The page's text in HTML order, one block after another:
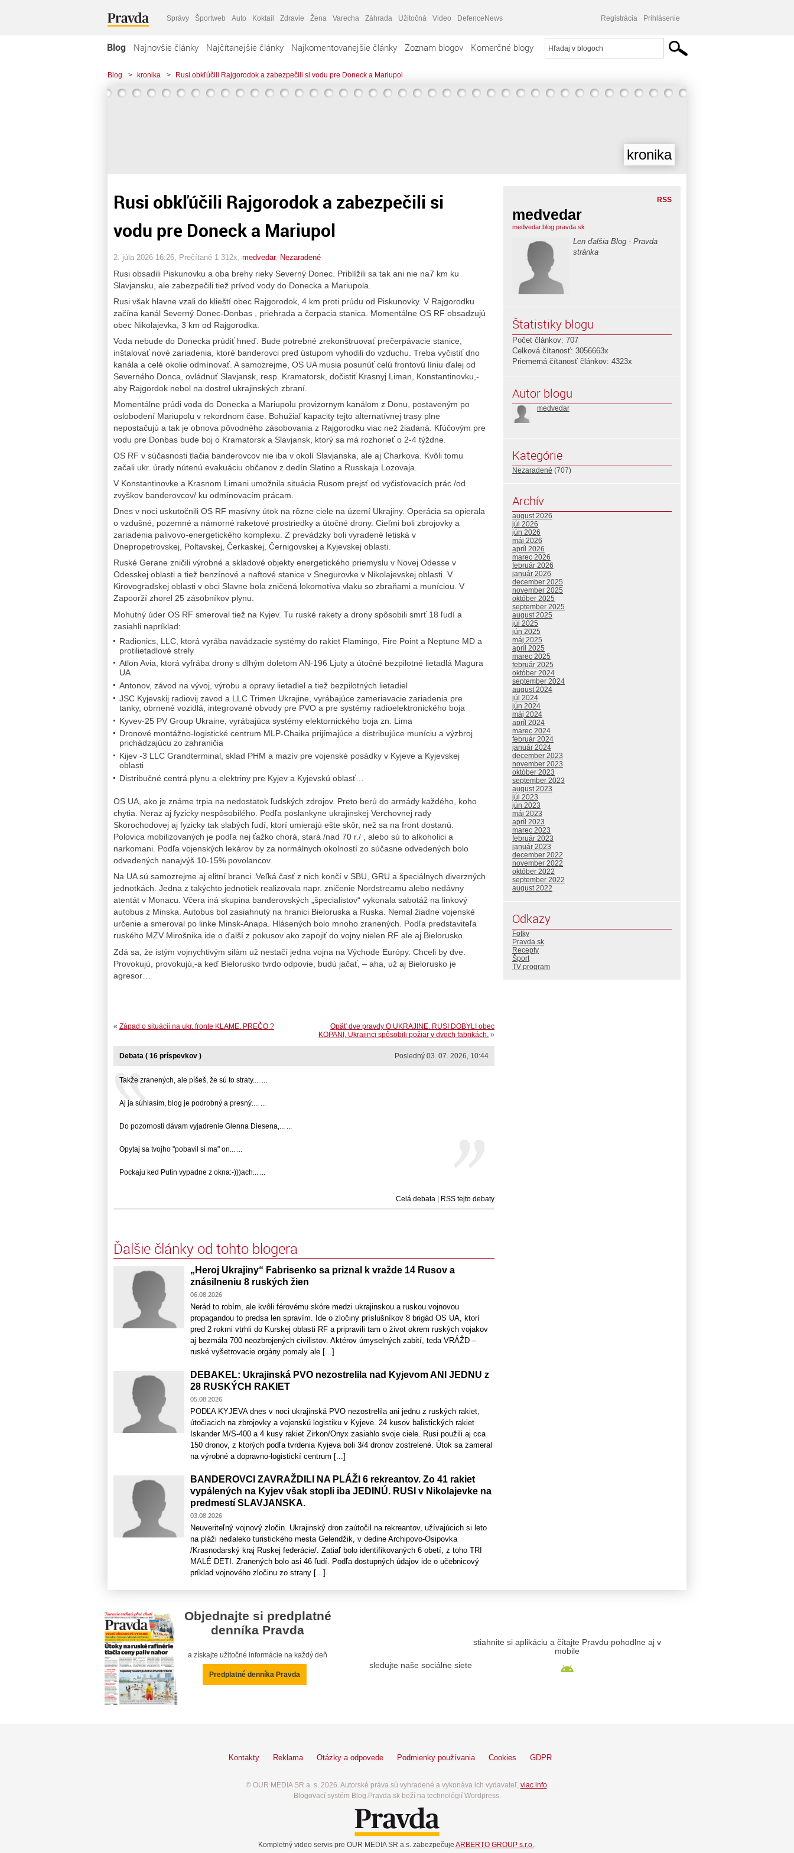
Správy Športweb Auto Koktail Zdravie Žena Varecha Záhrada Užitočná Video DefenceNews Registrácia Prihlásenie
Blog Najnovšie články Najčítanejšie články Najkomentovanejšie články Zoznam blogov Komerčné blogy
Blog > kronika > Rusi obkľúčili Rajgorodok a zabezpečili si vodu pre Doneck a Mariupol
kronika
Rusi obkľúčili Rajgorodok a zabezpečili si
vodu pre Doneck a Mariupol
2. júla 2026 16:26 , Prečítané 1 312x, medvedar, Nezaradené
Rusi obsadili Piskunovku a oba brehy rieky Severný Donec. Priblížili sa tak ani nie na7 km ku
Slavjansku, ale zabezpečili tiež prívod vody do Donecka a Mariupola.
Rusi však hlavne vzali do klieští obec Rajgorodok, 4 km proti prúdu od Piskunovky. V Rajgorodku
začína kanál Severný Donec-Donbas , priehrada a čerpacia stanica. Momentálne OS RF obsadzujú
obec Nikolajevka, 3 km od Rajgorodka.
Voda nebude do Donecka prúdiť hneď. Bude potrebné zrekonštruovať prečerpávacie stanice,
inštalovať nové zariadenia, ktoré banderovci pred ústupom vyhodili do vzduchu. Treba vyčistiť dno
kanála a celé okolie odmínovať. A samozrejme, OS UA musia posunúť celú frontovú líniu ďalej od
Severného Donca, ovládnuť Slavjansk, resp. Kramatorsk, dočistiť Krasnyj Liman, Konstantinovku,-
aby Rajgordok nebol na dostrel ukrajinských zbraní.
Momentálne prúdi voda do Donecka a Mariupolu provizornym kanálom z Donu, postaveným po
oslobodení Mariupolu v rekordnom čase. Bohužiaľ kapacity tejto alternatívnej trasy plne
nepostačujú a tak je obnova pôvodného zásobovania z Rajgorodku viac než žiadaná. Kľúčovým pre
vodu pre Donbas bude boj o Kramatorsk a Slavjansk, ktorý sa má rozhorieť o 2-4 týždne.
OS RF v súčasnosti tlačia banderovcov nie iba v okolí Slavjanska, ale aj Charkova. Kvôli tomu
začali ukr. úrady nútenú evakuáciu občanov z dedín Slatino a Russkaja Lozovaja.
V Konstantinovke a Krasnom Limani umožnila situácia Rusom prejsť od vyčisťovacích prác /od
zvyškov banderovcov/ ku odmínovacím prácam.
Dnes v noci uskutočnili OS RF masívny útok na rôzne ciele na území Ukrajiny. Operácia sa opierala
o vzdušné, pozemné a námorné raketové prostriedky a útočné drony. Cieľmi boli zbrojovky a
zariadenia palivovo-energetického komplexu. Z prevádzky boli vyradené letiská v
Dnepropetrovskej, Poltavskej, Čerkaskej, Černigovskej a Kyjevskej oblasti.
Ruské Gerane zničili výrobné a skladové objekty energetického priemyslu v Novej Odesse v
Odesskej oblasti a tiež benzínové a naftové stanice v Snegurovke v Nikolajevskej oblasti. V
Kirovogradskej oblasti v obci Slavne bola zničená lokomotíva vlaku so zbraňami a muníciou. V
Zapoorží zhorel 25 zásobníkov plynu.
Mohutný úder OS RF smeroval tiež na Kyjev. Tu ruské rakety a drony spôsobili smrť 18 ľudí a
zasiahli napríklad:
Radionics, LLC, ktorá vyrába navádzacie systémy do rakiet Flamingo, Fire Point a Neptune MD a
protilietadlové strely
Atlon Avia, ktorá vyfrába drony s dlhým doletom AN-196 Ljuty a útočné bezpilotné lietadlá Magura
UA
Antonov, závod na vývoj, výrobu a opravy lietadiel a tiež bezpilotných lietadiel
JSC Kyjevskij radiovij zavod a LLC Trimen Ukrajine, vyrábajúce zameriavacie zariadenia pre
tanky, obrnené vozidlá, integrované obvody pre PVO a pre systémy radioelektronického boja
Kyvev-25 PV Group Ukraine, vyrábajúca systémy elektornického boja zn. Lima
Dronové montážno-logistické centrum MLP-Chaika prijímajúce a distribujúce muníciu a výzbroj
prichádzajúcu zo zahraničia
Kijev -3 LLC Grandterminal, sklad PHM a mazív pre vojenské posádky v Kyjeve a Kyjevskej
oblasti
Distribučné centrá plynu a elektriny pre Kyjev a Kyjevskú oblasť…
OS UA, ako je známe trpia na nedostatok ľudských zdrojov. Preto berú do armády každého, koho
chytia. Neraz aj fyzicky nespôsobilého. Podľa poslankyne ukrajinskej Verchovnej rady
Skorochodovej aj fyzicky tak slabých ľudí, ktorí umierajú ešte skôr, než sa na front dostanú.
Polovica mobilizovaných je podľa nej ťažko chorá, stará /nad 70 r./ , alebo sú to alkoholici a
narkomani. Podľa vojenských lekárov by za normálnych okolností zo súčasne odvedených bolo
odvedených nanajvýš 10-15% povolancov.
Na UA sú samozrejme aj elitní branci. Veľká časť z nich končí v SBU, GRU a špeciálnych diverzných
jednotkách. Jedna z takýchto jednotiek realizovala napr. zničenie Nordstreamu alebo nedávny
atentát v Monacu. Včera iná skupina banderovských „špecialistov“ vykonala sabotáž na linkový
autobus z Minska. Autobus bol zasiahnutý na hranici Bieloruska a Ruska. Nemal žiadne vojenské
určenie a smeroval po linke Minsk-Anapa. Hlásených bolo mnoho zranených. Podľa predstaviteľa
ruského MZV Mirošnika ide o ďalší z pokusov ako zapojiť do vojny nielen RF ale aj Bielorusko.
Zdá sa, že istým vojnychtivým silám už nestačí jedna vojna na Východe Európy. Chceli by dve.
Provokujú, provokujú,-a keď Bielorusko tvrdo odpovie, budú jačať, – aha, už aj Bielorusko je
agresor…
Opäť dve pravdy O UKRAJINE. RUSI DOBYLI obec
KOPANI, Ukrajinci spôsobili požiar v dvoch fabrikách. »
« Západ o situácii na ukr. fronte KLAME. PREČO ?
Posledný 03. 07. 2026, 10:44
Debata ( 16 príspevkov )
Takže zranených, ale píšeš, že sú to straty.... ...
Aj ja súhlasím, blog je podrobný a presný.... ...
Do pozornosti dávam vyjadrenie Glenna Diesena,... ...
Opytaj sa tvojho "pobavil si ma" on... ...
Pockaju ked Putin vypadne z okna:-)))ach... ...
Celá debata | RSS tejto debaty
Ďalšie články od tohto blogera
„Heroj Ukrajiny“ Fabrisenko sa priznal k vražde 14 Rusov a
znásilneniu 8 ruských žien
06.08.2026
Nerád to robím, ale kvôli férovému skóre medzi ukrajinskou a ruskou vojnovou
propagandou to predsa len spravím. Ide o zločiny príslušníkov 8 brigád OS UA, ktorí
pred 2 rokmi vtrhli do Kurskej oblasti RF a pripravili tam o život okrem ruských vojakov
aj bezmála 700 neozbrojených civilistov. Aktérov úmyselných zabití, teda VRÁŽD –
ruské vyšetrovacie orgány pomaly ale [...]
DEBAKEL: Ukrajinská PVO nezostrelila nad Kyjevom ANI JEDNU z
28 RUSKÝCH RAKIET
05.08.2026
PODĽA KYJEVA dnes v noci ukrajinská PVO nezostrelila ani jednu z ruských rakiet,
útočiacich na zbrojovky a vojenskú logistiku v Kyjeve. 24 kusov balistických rakiet
Iskander M/S-400 a 4 kusy rakiet Zirkon/Onyx zasiahlo svoje ciele. Rusi použili aj cca
150 dronov, z ktorých podľa tvrdenia Kyjeva boli 3/4 dronov zostrelené. Útok sa zameral
na výrobné a dopravno-logistickí centrum [...]
BANDEROVCI ZAVRAŽDILI NA PLÁŽI 6 rekreantov. Zo 41 rakiet
vypálených na Kyjev však stopli iba JEDINÚ. RUSI v Nikolajevke na
predmestí SLAVJANSKA.
03.08.2026
Neuveriteľný vojnový zločin. Ukrajinský dron zaútočil na rekreantov, užívajúcich si leto
na pláži neďaleko turistického mesta Gelendžik, v dedine Archipovo-Osipovka
/Krasnodarský kraj Ruskej federácie/. Zatiaľ bolo identifikovaných 6 obetí, z toho TRI
MALÉ DETI. Zranených bolo asi 46 ľudí. Podľa dostupných údajov ide o učebnicový
príklad vojnového zločinu zo strany [...]
RSS
medvedar
medvedar.blog.pravda.sk
Len ďalšia Blog - Pravda
stránka
Štatistiky blogu
Počet článkov: 707
Celková čítanosť: 3056663x
Priemerná čítanosť článkov: 4323x
Autor blogu
medvedar
Kategórie
Nezaradené (707)
Archív
august 2026
júl 2026
jún 2026
máj 2026
apríl 2026
marec 2026
február 2026
január 2026
december 2025
november 2025
október 2025
september 2025
august 2025
júl 2025
jún 2025
máj 2025
apríl 2025
marec 2025
február 2025
október 2024
september 2024
august 2024
júl 2024
jún 2024
máj 2024
apríl 2024
marec 2024
február 2024
január 2024
december 2023
november 2023
október 2023
september 2023
august 2023
júl 2023
jún 2023
máj 2023
apríl 2023
marec 2023
február 2023
január 2023
december 2022
november 2022
október 2022
september 2022
august 2022
Odkazy
Fotky
Pravda.sk
Recepty
Šport
TV program
Objednajte si predplatné
denníka Pravda
a získajte užitočné informácie na každý deň
Predplatné denníka Pravda
sledujte naše sociálne siete
stiahnite si aplikáciu a čítajte Pravdu pohodlne aj v
mobile
Kontakty Reklama Otázky a odpovede Podmienky používania Cookies GDPR
© OUR MEDIA SR a. s. 2026. Autorské práva sú vyhradené a vykonáva ich vydavateľ, viac info.
Blogovací systém Blog.Pravda.sk beží na technológií Wordpress.
Kompletný video servis pre OUR MEDIA SR a.s. zabezpečuje ARBERTO GROUP s.r.o..